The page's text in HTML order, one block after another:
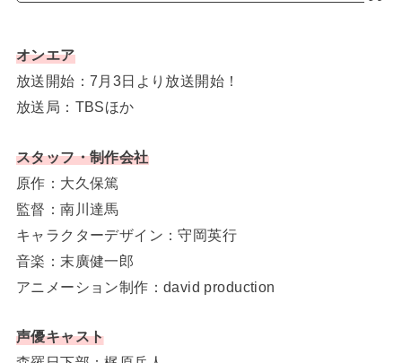
オンエア
放送開始：7月3日より放送開始！
放送局：TBSほか
スタッフ・制作会社
原作：大久保篤
監督：南川達馬
キャラクターデザイン：守岡英行
音楽：末廣健一郎
アニメーション制作：david production
声優キャスト